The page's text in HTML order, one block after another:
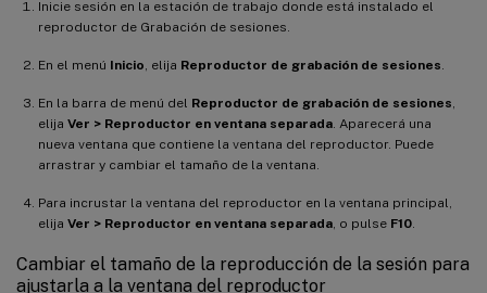
Inicie sesión en la estación de trabajo donde está instalado el
reproductor de Grabación de sesiones.
En el menú Inicio, elija Reproductor de grabación de sesiones.
En la barra de menú del Reproductor de grabación de sesiones,
elija Ver > Reproductor en ventana separada. Aparecerá una
nueva ventana que contiene la ventana del reproductor. Puede
arrastrar y cambiar el tamaño de la ventana.
Para incrustar la ventana del reproductor en la ventana principal,
elija Ver > Reproductor en ventana separada, o pulse F10.
Cambiar el tamaño de la reproducción de la sesión para
ajustarla a la ventana del reproductor